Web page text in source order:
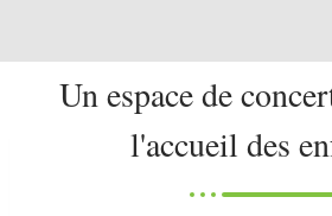
Un espace de
l'accueil des